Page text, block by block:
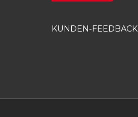
KUNDEN-FEEDBACK